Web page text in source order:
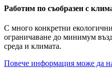
Работим по съобразен с
С много конкретни
ограничаване до минимум
среда и климата.
Повече информация може да